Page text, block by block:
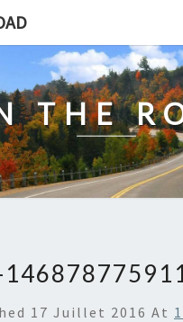
THE
17 Juillet 2016 At